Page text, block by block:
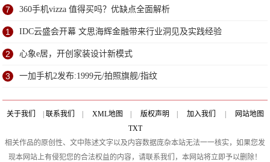
了？
7 360手机vizza 值得买吗？优缺点全面解析
1 IDC云盛会开幕 文思海辉金融带来行业洞见及实践经验
2 心象e居，开创家装设计新模式
3 一加手机2发布:1999元/拍照旗舰/指纹
关于我们 联系我们 XML地图 版权声明 加入我们
网站地图
TXT
相关作品的原创性、文中陈述文字以及内容数据庞杂本站无法一一核实，如果您发
现本网站上有侵犯您的合法权益的内容，请联系我们，本网站将立即予以删除！